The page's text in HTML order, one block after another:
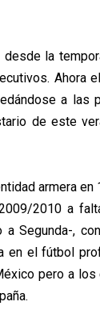
la
Ahora
a las
de este
armera
2010 a
Segunda-,
en el fútbol
pero a